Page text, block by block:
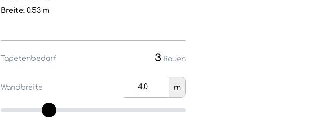
Breite: 0.53 m
Tapetenbedarf 3 Rollen
Wandbreite m